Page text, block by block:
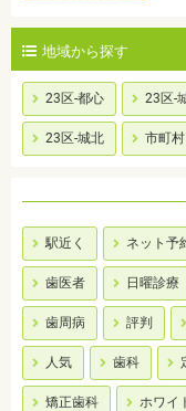
地域から探す
23区-都心 23区-
23区-城北 市町村
駅近く ネット予
歯医者 日曜診療
歯周病 評判
人気 歯科
矯正歯科 ホワイ